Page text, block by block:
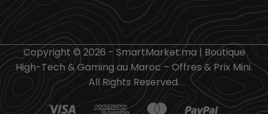
Copyright © 2026 - SmartMarket.ma | Boutique
High-Tech & Gaming au Maroc – Offres & Prix Mini.
All Rights Reserved.